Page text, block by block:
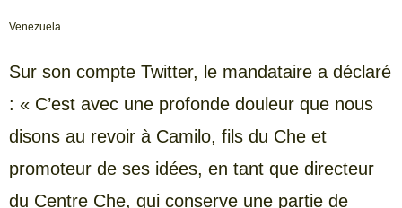
Venezuela.
Sur son compte Twitter, le mandataire a déclaré
: « C’est avec une profonde douleur que nous
disons au revoir à Camilo, fils du Che et
promoteur de ses idées, en tant que directeur
du Centre Che, qui conserve une partie de